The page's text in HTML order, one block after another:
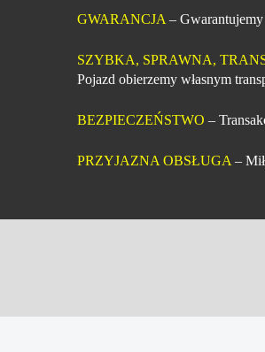
GWARANCJA –
SZYBKA, SPRAWNA,
Pojazd obierzemy własnym
BEZPIECZEŃSTWO –
PRZYJAZNA OBSŁUGA –